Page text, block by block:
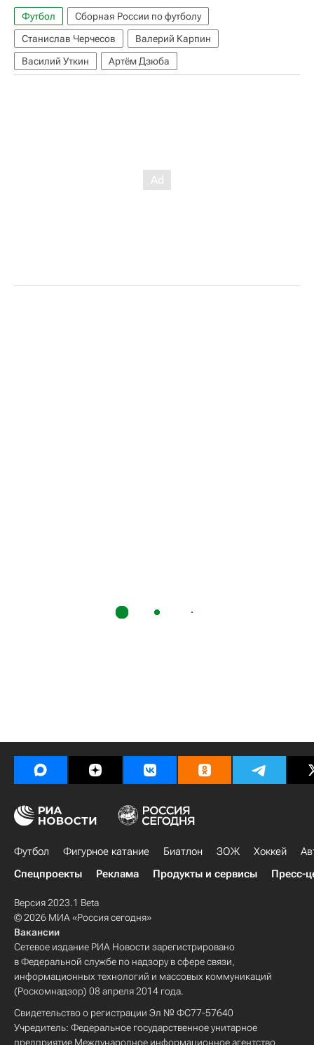
Футбол
Сборная России по футболу
Станислав Черчесов
Валерий Карпин
Василий Уткин
Артём Дзюба
Футбол Фигурное катание Биатлон ЗОЖ Хоккей
Спецпроекты
Реклама Продукты и сервисы Пресс-
Версия 2023.1 Beta
© 2026 МИА «Россия сегодня»
Вакансии
Сетевое издание РИА Новости зарегистрировано
в Федеральной службе по надзору в сфере связи,
информационных технологий и массовых коммуникаций
(Роскомнадзор) 08 апреля 2014 года.
Свидетельство о регистрации Эл № ФС77-57640
Учредитель: Федеральное государственное унитарное
предприятие Международное информационное агентство